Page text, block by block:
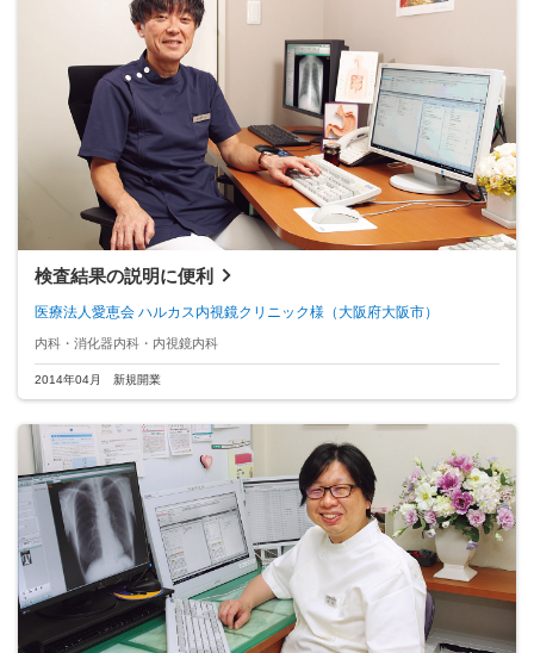
検査結果の説明に便利
医療法人愛恵会 ハルカス内視鏡クリニック様 （大阪府大阪市）
内科・消化器内科・内視鏡内科
2014年04月 新規開業